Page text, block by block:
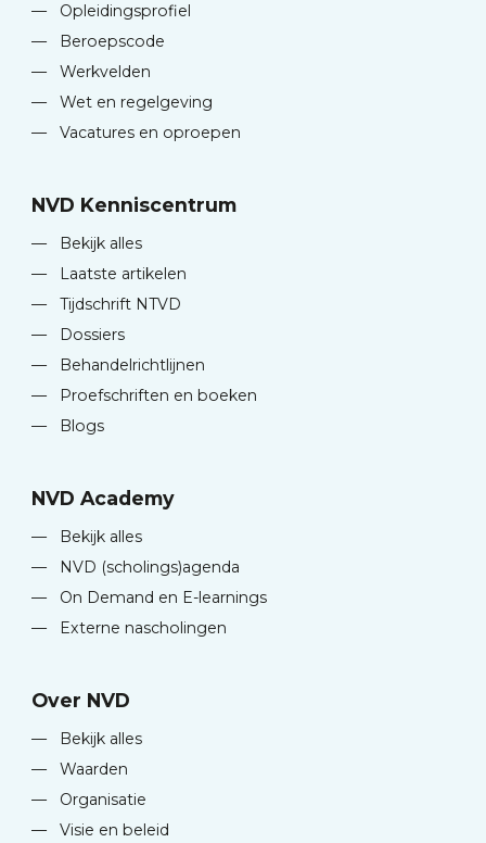
—
Opleidingsprofiel
—
Beroepscode
—
Werkvelden
—
Wet en regelgeving
—
Vacatures en oproepen
NVD Kenniscentrum
—
Bekijk alles
—
Laatste artikelen
—
Tijdschrift NTVD
—
Dossiers
—
Behandelrichtlijnen
—
Proefschriften en boeken
—
Blogs
NVD Academy
—
Bekijk alles
—
NVD (scholings)agenda
—
On Demand en E-learnings
—
Externe nascholingen
Over NVD
—
Bekijk alles
—
Waarden
—
Organisatie
—
Visie en beleid